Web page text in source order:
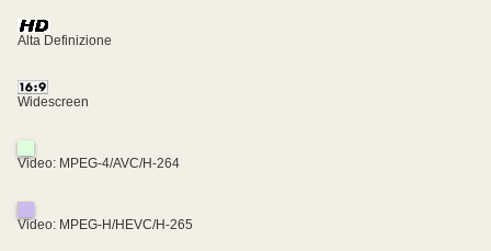
Alta Definizione
Widescreen
Video: MPEG-4/AVC/H-264
Video: MPEG-H/HEVC/H-265